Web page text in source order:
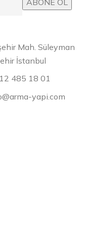
Mah. Süleyman
İstanbul
485 18 01
yapi.com